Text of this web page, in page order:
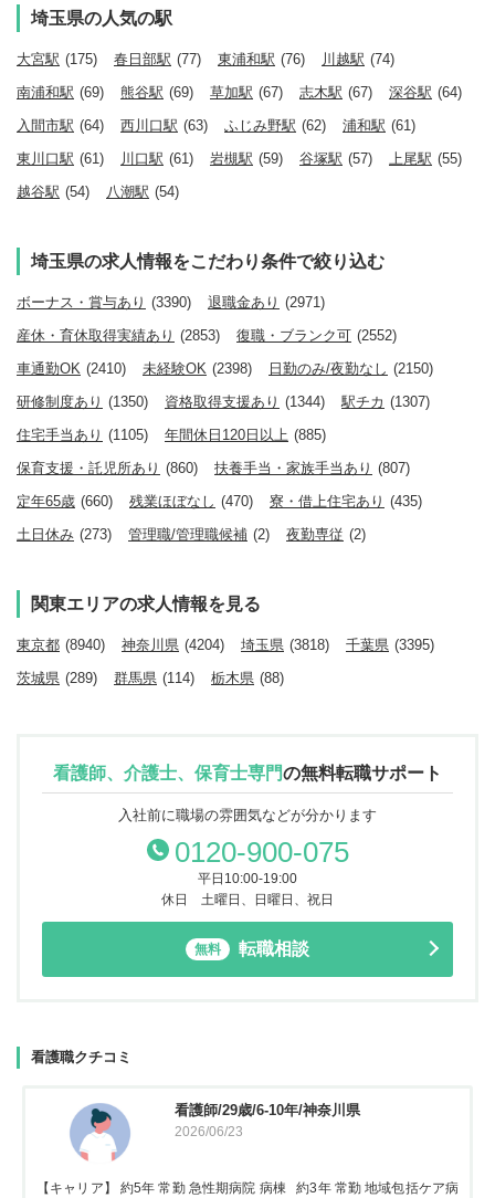
埼玉県の人気の駅
大宮駅 (175) 春日部駅 (77) 東浦和駅 (76) 川越駅 (74)
南浦和駅 (69) 熊谷駅 (69) 草加駅 (67) 志木駅 (67) 深谷駅 (64)
入間市駅 (64) 西川口駅 (63) ふじみ野駅 (62) 浦和駅 (61)
東川口駅 (61) 川口駅 (61) 岩槻駅 (59) 谷塚駅 (57) 上尾駅 (55)
越谷駅 (54) 八潮駅 (54)
埼玉県の求人情報をこだわり条件で絞り込む
ボーナス・賞与あり (3390) 退職金あり (2971)
産休・育休取得実績あり (2853) 復職・ブランク可 (2552)
車通勤OK (2410) 未経験OK (2398) 日勤のみ/夜勤なし (2150)
研修制度あり (1350) 資格取得支援あり (1344) 駅チカ (1307)
住宅手当あり (1105) 年間休日120日以上 (885)
保育支援・託児所あり (860) 扶養手当・家族手当あり (807)
定年65歳 (660) 残業ほぼなし (470) 寮・借上住宅あり (435)
土日休み (273) 管理職/管理職候補 (2) 夜勤専従 (2)
関東エリアの求人情報を見る
東京都 (8940) 神奈川県 (4204) 埼玉県 (3818) 千葉県 (3395)
茨城県 (289) 群馬県 (114) 栃木県 (88)
看護師、介護士、保育士専門の無料転職サポート
入社前に職場の雰囲気などが分かります
0120-900-075
平日10:00-19:00
休日 土曜日、日曜日、祝日
無料 転職相談
看護職クチコミ
看護師/29歳/6-10年/神奈川県
2026/06/23
【キャリア】 約5年 常勤 急性期病院 病棟 約3年 常勤 地域包括ケア病